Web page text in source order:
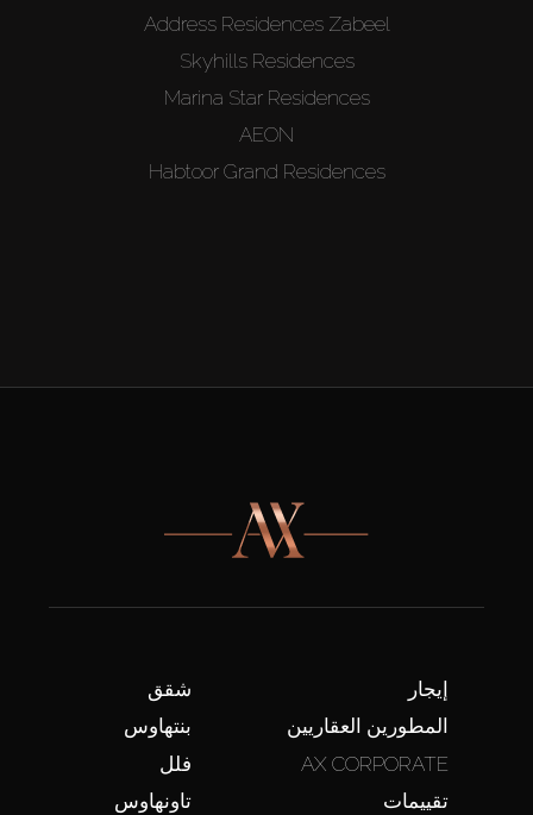
Address Residences Zabeel
Skyhills Residences
Marina Star Residences
AEON
Habtoor Grand Residences
شقق
بنتهاوس
فلل
تاونهاوس
إيجار
المطورين العقاريين
AX CORPORATE
تقييمات